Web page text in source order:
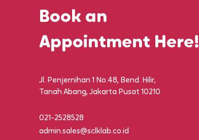
Book an
Appointment Here!
Jl. Penjernihan 1 No.48, Bend. Hilir,
Tanah Abang, Jakarta Pusat 10210
021-2528528
admin.sales@sclklab.co.id